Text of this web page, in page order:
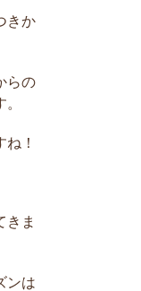
きか
らの
！
きま
ンは